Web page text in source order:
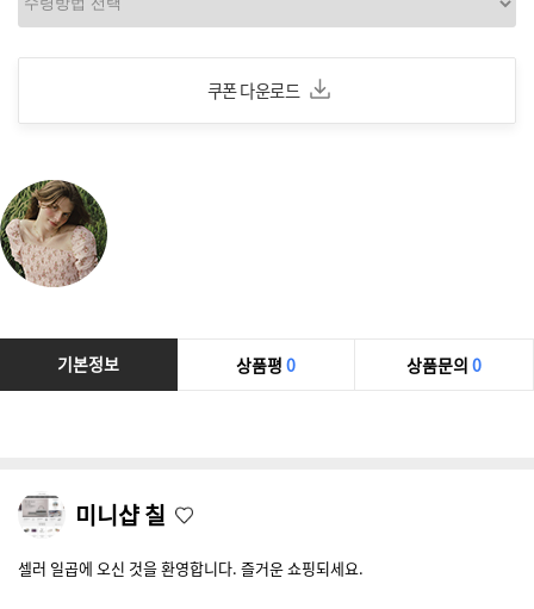
쿠폰 다운로드
기본정보 상품평 0 상품문의 0
미니샵 칠
셀러 일곱에 오신 것을 환영합니다. 즐거운 쇼핑되세요.